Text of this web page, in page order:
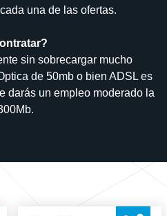
una de las ofertas.
sin sobrecargar mucho
de 50mb o bien ADSL es
darás un empleo moderado la